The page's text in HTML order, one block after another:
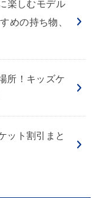
楽しむモデル
めの持ち物、
所！キッズケ
ット割引まと